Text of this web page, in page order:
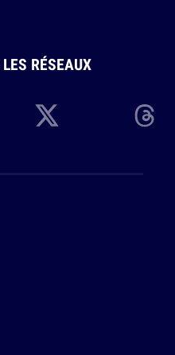
LES RÉSEAUX